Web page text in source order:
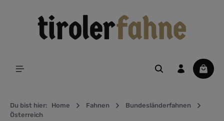
Du bist hier: Home Fahnen
Bundesländerfahnen
Österreich